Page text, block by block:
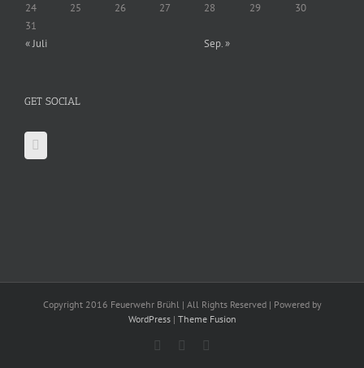
24
25 26 27 28 29
30
31
« Juli
Sep. »
GET SOCIAL
Copyright 2016 Feuerwehr Brühl | All Rights Reserved | Powered by
WordPress| Theme Fusion
Facebook